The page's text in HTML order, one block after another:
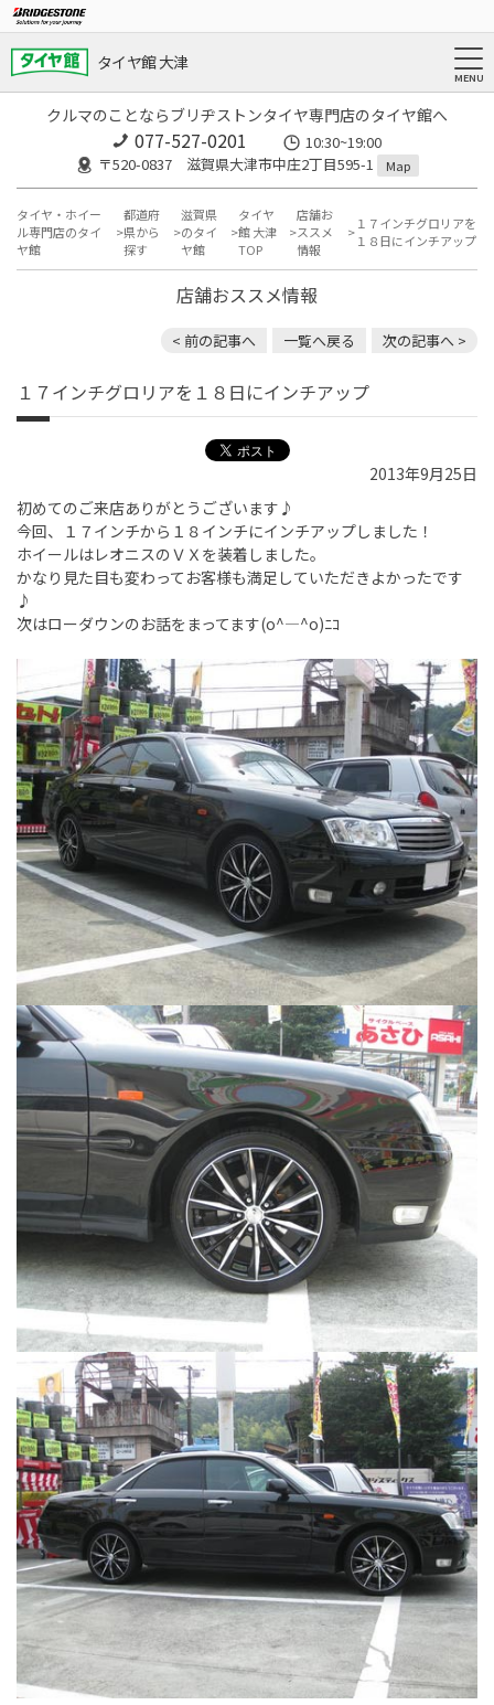
タイヤ館 大津
クルマのことならブリヂストンタイヤ専門店のタイヤ館へ
077-527-0201
10:30~19:00
〒520-0837 滋賀県大津市中庄2丁目595-1
Map
タイヤ・ホイー
ル専門店のタイ
ヤ館
都道府
県から
探す
滋賀県
のタイ
ヤ館
タイヤ
館 大津
TOP
店舗お
ススメ
情報
１７インチグロリアを
１８日にインチアップ
店舗おススメ情報
< 前の記事へ 一覧へ戻る 次の記事へ >
１７インチグロリアを１８日にインチアップ
2013年9月25日
初めてのご来店ありがとうございます♪
今回、１７インチから１８インチにインチアップしました！
ホイールはレオニスのＶＸを装着しました。
かなり見た目も変わってお客様も満足していただきよかったです
♪
次はローダウンのお話をまってます(o^―^o)ﾆｺ